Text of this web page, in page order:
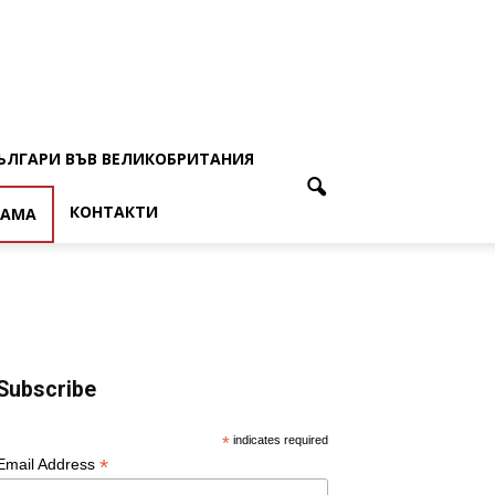
ВЪВ ВЕЛИКОБРИТАНИЯ
КОНТАКТИ
* indicates required
Address *